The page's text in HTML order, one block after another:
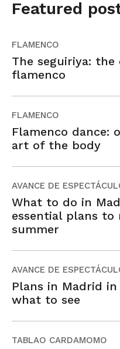
Featured
FLAMENCO
The seguiriya:
flamenco
FLAMENCO
Flamenco dance:
art of the body
AVANCE DE
What to do in
essential plans
summer
AVANCE DE
Plans in Madrid
what to see
TABLAO CARDAMOMO